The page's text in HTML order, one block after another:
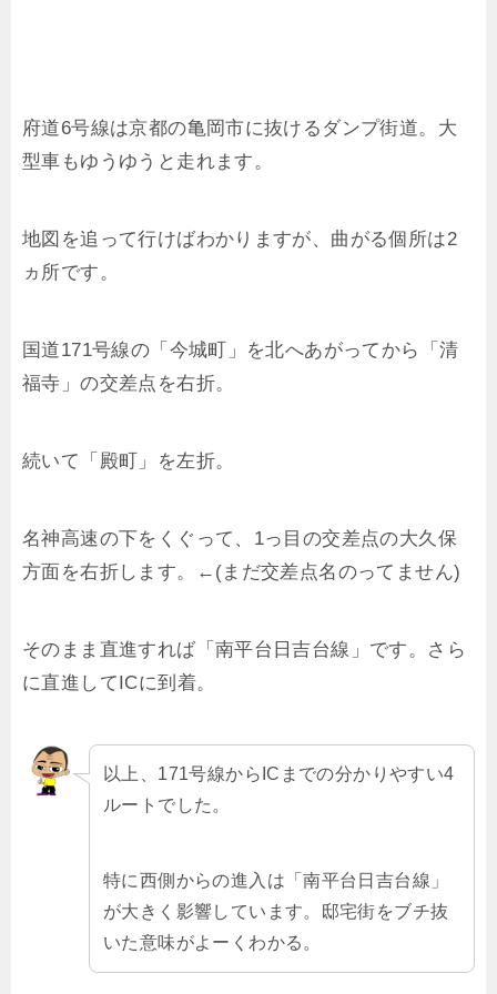
府道6号線は京都の亀岡市に抜けるダンプ街道。大
型車もゆうゆうと走れます。
地図を追って行けばわかりますが、曲がる個所は2
ヵ所です。
国道171号線の「今城町」を北へあがってから「清
福寺」の交差点を右折。
続いて「殿町」を左折。
名神高速の下をくぐって、1っ目の交差点の大久保
方面を右折します。←(まだ交差点名のってません)
そのまま直進すれば「南平台日吉台線」です。さら
に直進してICに到着。
以上、171号線からICまでの分かりやすい4
ルートでした。
特に西側からの進入は「南平台日吉台線」
が大きく影響しています。邸宅街をブチ抜
いた意味がよーくわかる。